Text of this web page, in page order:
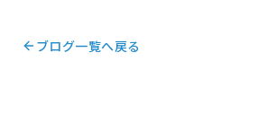
ブログ一覧へ戻る